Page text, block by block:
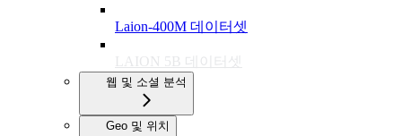
Laion-400M 데이터셋
LAION 5B 데이터셋
웹 및 소셜 분석
Geo 및 위치